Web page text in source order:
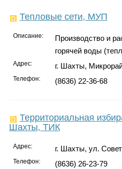
Тепловые сети, МУП
Описание:
Производство и
горячей воды
Адрес: г. Шахты,
Телефон: (8636) 22-36-68
Территориальная
Шахты, ТИК
Адрес: г. Шахты, ул.
Телефон: (8636) 26-23-79